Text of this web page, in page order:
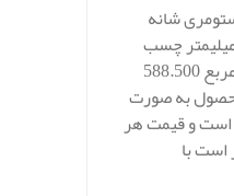
شانه
مرغی صوتی 19 میلیمتر چسب
دار ساده در هر متر مربع 588.500
به صورت
رول 8 متر است و قیمت هر
است با